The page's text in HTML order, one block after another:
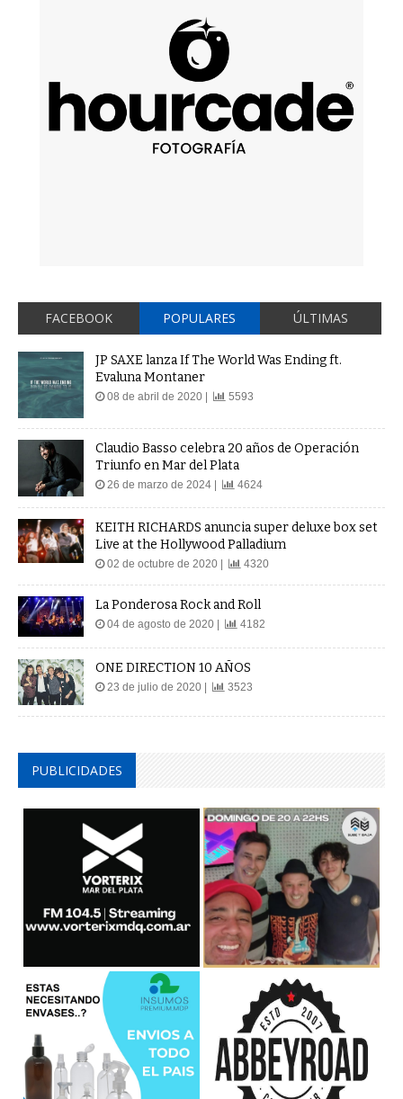
FACEBOOK POPULARES ÚLTIMAS
JP SAXE lanza If The World Was Ending ft.
Evaluna Montaner
08 de abril de 2020 | 5593
Claudio Basso celebra 20 años de Operación
Triunfo en Mar del Plata
26 de marzo de 2024 | 4624
KEITH RICHARDS anuncia super deluxe box set
Live at the Hollywood Palladium
02 de octubre de 2020 | 4320
La Ponderosa Rock and Roll
04 de agosto de 2020 | 4182
ONE DIRECTION 10 AÑOS
23 de julio de 2020 | 3523
PUBLICIDADES